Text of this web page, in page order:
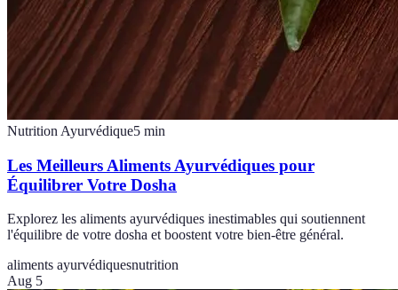
Nutrition Ayurvédique5 min
Les Meilleurs Aliments Ayurvédiques pour
Équilibrer Votre Dosha
Explorez les aliments ayurvédiques inestimables qui soutiennent
l'équilibre de votre dosha et boostent votre bien-être général.
aliments ayurvédiquesnutrition
Aug 5